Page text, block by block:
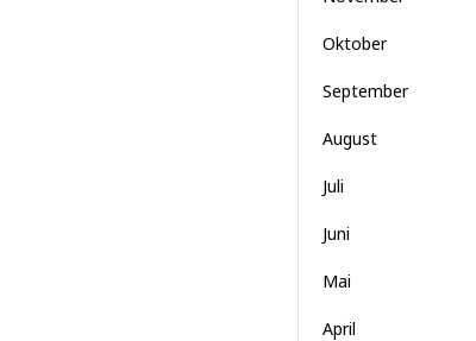
Oktober
September
August
Juli
Juni
Mai
April